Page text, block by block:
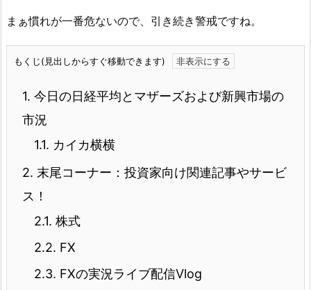
まぁ慣れが一番危ないので、引き続き警戒ですね。
もくじ(見出しからすぐ移動できます)
1. 今日の日経平均とマザーズおよび新興市場の
市況
1.1. カイカ横横
2. 末尾コーナー：投資家向け関連記事やサービ
ス！
2.1. 株式
2.2. FX
2.3. FXの実況ライブ配信Vlog